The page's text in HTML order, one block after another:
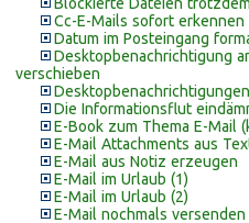
Cc-E-Mails sofort erkennen
Datum im Posteingang
Desktopbenachrichtigung
verschieben
Desktopbenachrichtigungen
Die Informationsflut
E-Book zum Thema E-Mail
E-Mail Attachments aus
E-Mail aus Notiz erzeugen
E-Mail im Urlaub (1)
E-Mail im Urlaub (2)
E-Mail nochmals versenden